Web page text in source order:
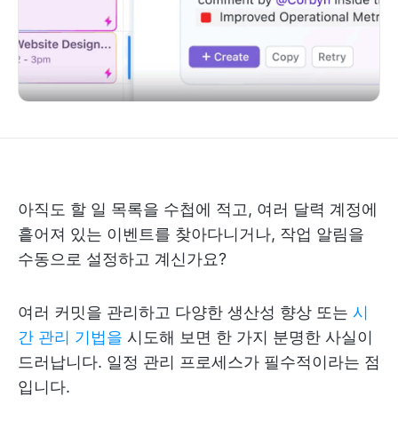
아직도 할 일 목록을 수첩에 적고, 여러 달력 계정에
흩어져 있는 이벤트를 찾아다니거나, 작업 알림을
수동으로 설정하고 계신가요?
여러 커밋을 관리하고 다양한 생산성 향상 또는 시
간 관리 기법을 시도해 보면 한 가지 분명한 사실이
드러납니다. 일정 관리 프로세스가 필수적이라는 점
입니다.